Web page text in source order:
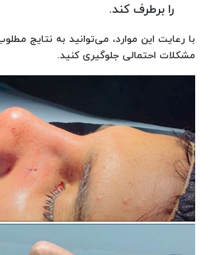
را برطرف کند.
با رعایت این موارد، می‌توانید به نتایج
مشکلات احتمالی جلوگیری کنید.